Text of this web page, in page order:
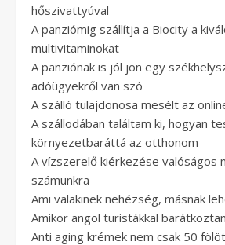
hőszivattyúval
A panziómig szállítja a Biocity a
multivitaminokat
A panziónak is jól jön egy
adóügyekről van szó
A szálló tulajdonosa mesélt az
A szállodában találtam ki, hogyan
környezetbaráttá az otthonom
A vízszerelő kiérkezése valóságos
számunkra
Ami valakinek nehézség, másnak
Amikor angol turistákkal
Anti aging krémek nem csak 50